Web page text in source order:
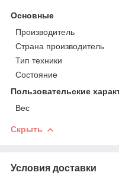
Основные
Производитель
Страна производитель
Тип техники
Состояние
Пользовательские
Вес
Скрыть
Условия доставки